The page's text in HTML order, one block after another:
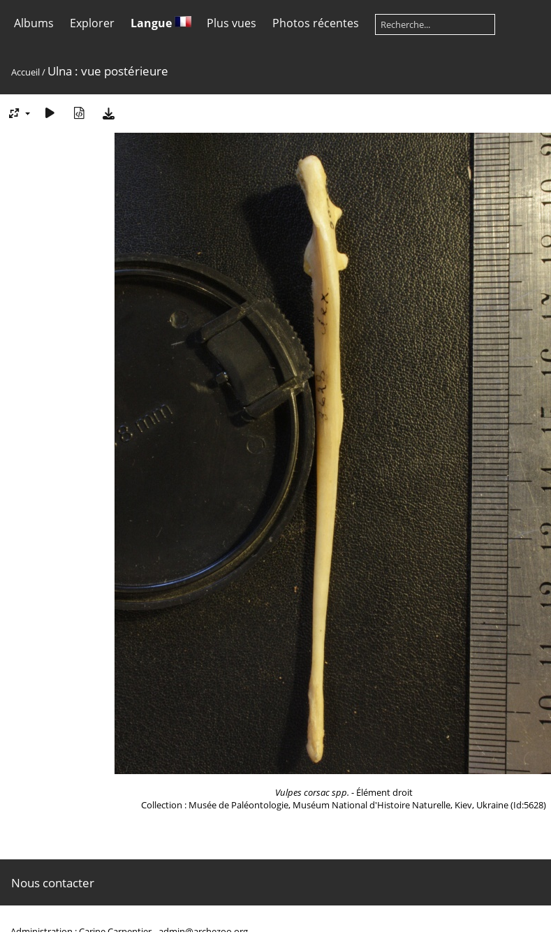
Albums Explorer Langue Plus vues Photos récentes
Accueil/ Ulna : vue postérieure
Vulpes corsac spp. - Élément droit
Collection : Musée de Paléontologie, Muséum National d'Histoire Naturelle, Kiev, Ukraine (Id:5628)
Nous contacter
Administration : Carine Carpentier - admin@archezoo.org